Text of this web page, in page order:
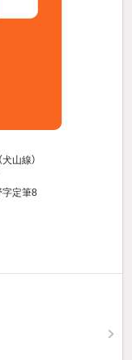
犬山線）
字定筆8